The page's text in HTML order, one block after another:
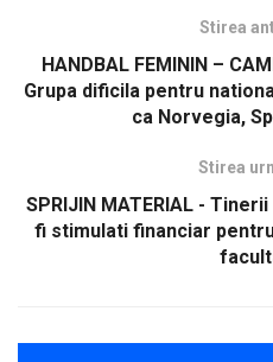
Stirea
HANDBAL FEMININ –
Grupa dificila pentru
ca Norvegia,
Stirea
SPRIJIN MATERIAL -
fi stimulati financiar